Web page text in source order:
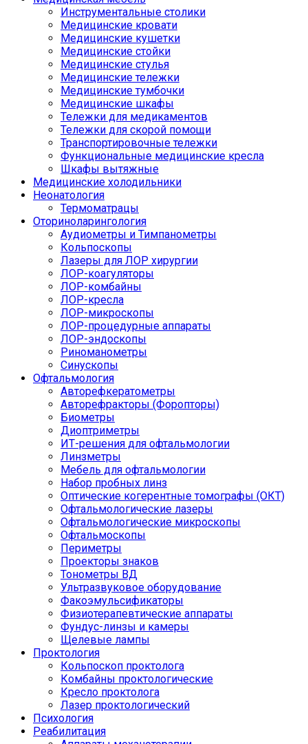
Инструментальные столики
Медицинские кровати
Медицинские кушетки
Медицинские стойки
Медицинские стулья
Медицинские тележки
Медицинские тумбочки
Медицинские шкафы
Тележки для медикаментов
Тележки для скорой помощи
Транспортировочные тележки
Функциональные медицинские кресла
Шкафы вытяжные
Медицинские холодильники
Неонатология
Термоматрацы
Оториноларингология
Аудиометры и Тимпанометры
Кольпоскопы
Лазеры для ЛОР хирургии
ЛОР-коагуляторы
ЛОР-комбайны
ЛОР-кресла
ЛОР-микроскопы
ЛОР-процедурные аппараты
ЛОР-эндоскопы
Риноманометры
Синускопы
Офтальмология
Авторефкератометры
Авторефракторы (Форопторы)
Биометры
Диоптриметры
ИТ-решения для офтальмологии
Линзметры
Мебель для офтальмологии
Набор пробных линз
Оптические когерентные томографы (ОКТ)
Офтальмологические лазеры
Офтальмологические микроскопы
Офтальмоскопы
Периметры
Проекторы знаков
Тонометры ВД
Ультразвуковое оборудование
Факоэмульсификаторы
Физиотерапевтические аппараты
Фундус-линзы и камеры
Щелевые лампы
Проктология
Кольпоскоп проктолога
Комбайны проктологические
Кресло проктолога
Лазер проктологический
Психология
Реабилитация